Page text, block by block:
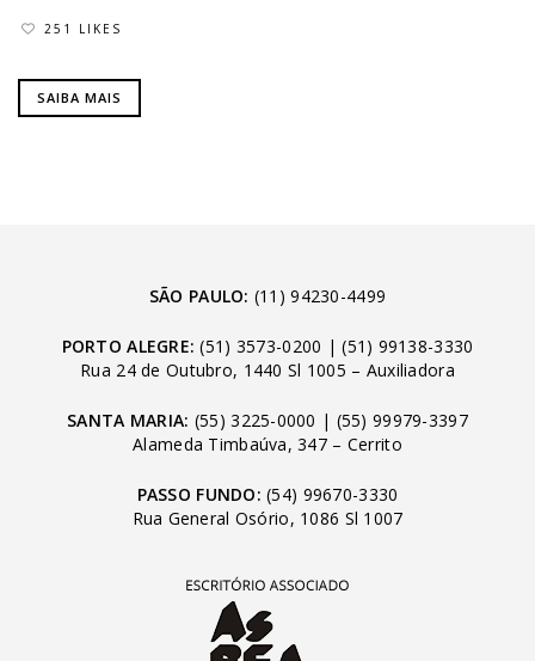
251 LIKES
SAIBA MAIS
SÃO PAULO: (11) 94230-4499
PORTO ALEGRE: (51) 3573-0200 |(51) 99138-3330
Rua 24 de Outubro, 1440 Sl 1005 – Auxiliadora
SANTA MARIA: (55) 3225-0000 | (55) 99979-3397
Alameda Timbaúva, 347 – Cerrito
PASSO FUNDO: (54) 99670-3330
Rua General Osório, 1086 Sl 1007